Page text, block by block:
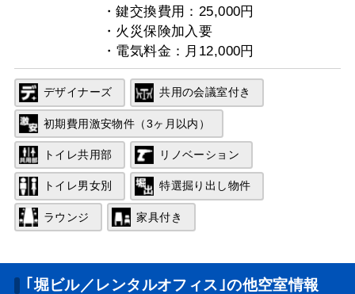
・鍵交換費用：25,000円
・火災保険加入要
・電気料金：月12,000円
デザイナーズ 共用の会議室付き
初期費用激安物件（3ヶ月以内）
トイレ共用部 リノベーション
トイレ男女別 特選掘り出し物件
ラウンジ 家具付き
｢堀ビル／レンタルオフィス｣の他空室情報